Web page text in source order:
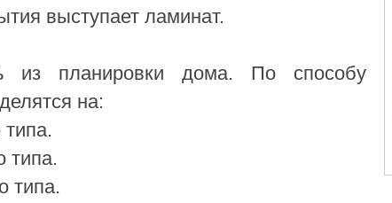
выступает ламинат.
из планировки дома. По способу
на:
типа.
типа.